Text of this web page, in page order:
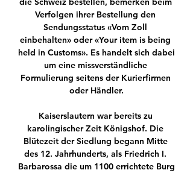
Verfolgen ihrer Bestellung den
Sendungsstatus «Vom Zoll
einbehalten» oder «Your item is being
held in Customs». Es handelt sich dabei
um eine missverständliche
Formulierung seitens der Kurierfirmen
oder Händler.
Kaiserslautern war bereits zu
karolingischer Zeit Königshof. Die
Blütezeit der Siedlung begann Mitte
des 12. Jahrhunderts, als Friedrich I.
Barbarossa die um 1100 errichtete Burg